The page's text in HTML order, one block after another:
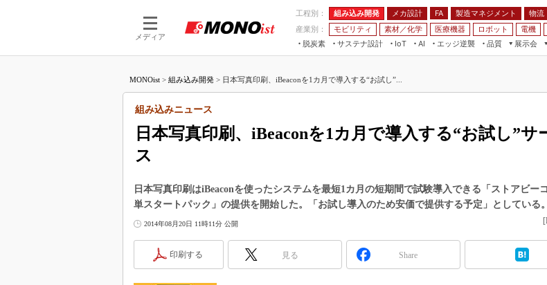
メディア
工程別： 組み込み開発 メカ設計 FA 製造マネジメント 物流
産業別：
モビリティ 素材／化学 医療機器 ロボット 電機
脱炭素
サステナ設計
IoT
つながる工場
AI
AI×設備保全
エッジ逆襲 品質
展示会
JIMTOF
IIFES
TECHNO-FRONTIER
スマート工場EXPO
EdgeTech+
VR／AR
フィールドサービス
組み込み画像技術
組み込みモデリング
ISO26262
FA
モビリティ
MONOist > 組み込み開発 > 日本写真印刷、iBeaconを1カ月で導入する“お試し”...
日本写真印刷、iBeaconを1カ月で導入する“お試し”サ
ス
組み込みニュース
日本写真印刷はiBeaconを使ったシステムを最短1カ月の短期間で試験導入できる「ストアビー
単スタートパック」の提供を開始した。「お試し導入のため安価で提供する予定」としている。
2014年08月20日 11時11分 公開 [
印刷する 見る Share